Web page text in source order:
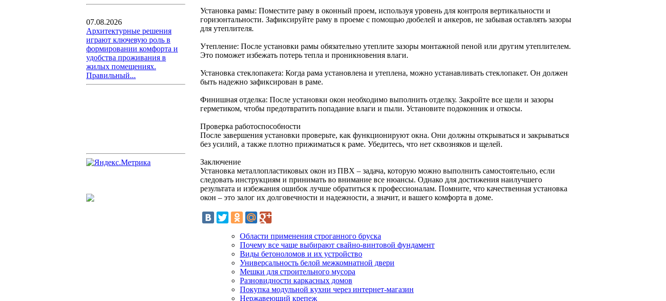
07.08.2026
Архитектурные решения
играют ключевую роль в
формировании комфорта и
удобства проживания в
жилых помещениях.
Правильный...
Установка рамы: Поместите раму в оконный проем, используя уровень для контроля вертикальности и
горизонтальности. Зафиксируйте раму в проеме с помощью дюбелей и анкеров, не забывая оставлять зазоры
для утеплителя.
Утепление: После установки рамы обязательно утеплите зазоры монтажной пеной или другим утеплителем.
Это поможет избежать потерь тепла и проникновения влаги.
Установка стеклопакета: Когда рама установлена и утеплена, можно устанавливать стеклопакет. Он должен
быть надежно зафиксирован в раме.
Финишная отделка: После установки окон необходимо выполнить отделку. Закройте все щели и зазоры
герметиком, чтобы предотвратить попадание влаги и пыли. Установите подоконник и откосы.
Проверка работоспособности
После завершения установки проверьте, как функционируют окна. Они должны открываться и закрываться
без усилий, а также плотно прижиматься к раме. Убедитесь, что нет сквозняков и щелей.
Заключение
Установка металлопластиковых окон из ПВХ – задача, которую можно выполнить самостоятельно, если
следовать инструкциям и принимать во внимание все нюансы. Однако для достижения наилучшего
результата и избежания ошибок лучше обратиться к профессионалам. Помните, что качественная установка
окон – это залог их долговечности и надежности, а значит, и вашего комфорта в доме.
Области применения строганного бруска
Почему все чаще выбирают свайно-винтовой фундамент
Виды бетоноломов и их устройство
Универсальность белой межкомнатной двери
Мешки для строительного мусора
Разновидности каркасных домов
Покупка модульной кухни через интернет-магазин
Нержавеющий крепеж